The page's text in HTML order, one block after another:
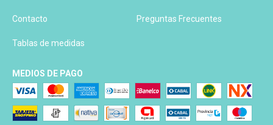
Contacto Preguntas Frecuentes
Tablas de medidas
MEDIOS DE PAGO